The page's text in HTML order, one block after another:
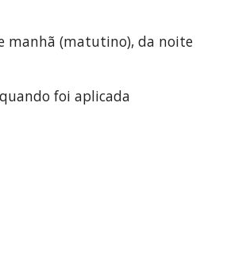
manhã (matutino), da noite
foi aplicada